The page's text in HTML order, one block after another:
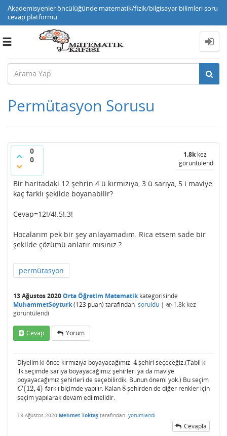
Akademisyenler öncülüğünde matematik/fizik/bilgisayar bilimleri soru
cevap platformu
Toggle
Permütasyon Sorusu
0
0
1.8kkez
görüntülendi
Bir haritadaki 12 şehrin 4 ü kırmızıya, 3 ü sarıya, 5 i maviye
kaç farklı şekilde boyanabilir?
Cevap=12!/4!.5!.3!
Hocalarım pek bir şey anlayamadım. Rica etsem sade bir
şekilde çözümü anlatır mısınız ?
permütasyon
13 Ağustos 2020Orta Öğretim Matematikkategorisinde
MuhammetSoyturk(123 puan) tarafından soruldu | 1.8k kez
görüntülendi
Cevap Yorum
Diyelim ki önce kırmızıya boyayacağımız 4
4şehiri seçeceğiz.(Tabii ki
ilk seçimde sarıya boyayacağımız şehirleri ya da maviye
boyayacağımız şehirleri de seçebilirdik. Bunun önemi yok.) Bu seçim
C(12,4)
C(12,4) farklı biçimde yapılır. Kalan8
8şehirden de diğer renkler için
seçim yapılarak devam edilmelidir.
13 Ağustos 2020 Mehmet Toktaş tarafından yorumlandı
Cevapla